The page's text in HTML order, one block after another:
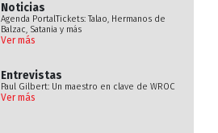
Noticias
Agenda PortalTickets: Talao, Hermanos de
Balzac, Satania y más
Ver más
Entrevistas
Paul Gilbert: Un maestro en clave de WROC
Ver más